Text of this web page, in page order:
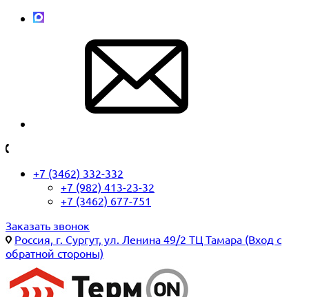
+7 (3462) 332-332
+7 (982) 413-23-32
+7 (3462) 677-751
Заказать звонок
Россия, г. Сургут, ул. Ленина 49/2 ТЦ Тамара (Вход с
обратной стороны)